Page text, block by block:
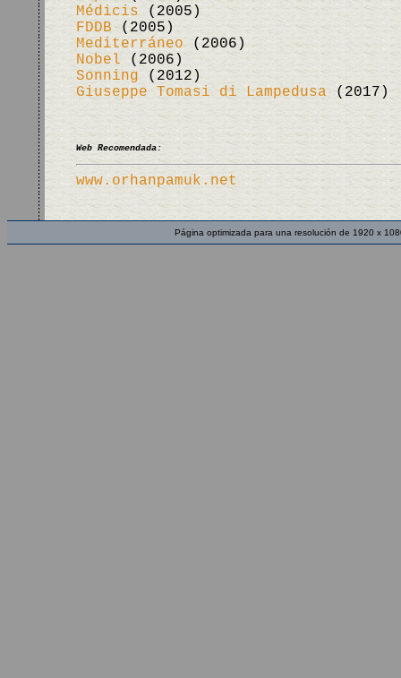
Médicis (2005)
FDDB(2005)
Mediterráneo(2006)
Nobel (2006)
Sonning (2012)
Giuseppe Tomasi di Lampedusa (2017)
Web Recomendada:
www.orhanpamuk.net
Página optimizada para una resolución de 1920 x